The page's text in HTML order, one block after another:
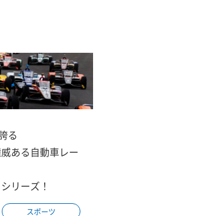
る
ある自動車レー
リーズ！
スポーツ